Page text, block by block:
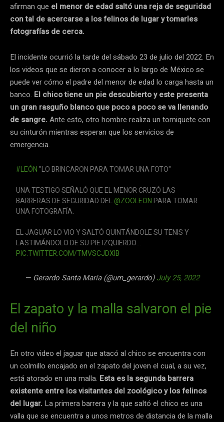
afirman que el menor de edad saltó una reja de seguridad
con tal de acercarse a los felinos de lugar y tomarles
fotografías de cerca.
El incidente ocurrió la tarde del sábado 23 de julio del 2022. En
los videos que se dieron a conocer a lo largo de México se
puede ver cómo el padre del menor de edad lo carga hasta un
banco. El chico tiene un pie descubierto y este presenta
un gran rasguño blanco que poco a poco se va llenando
de sangre. Ante esto, otro hombre realiza un torniquete con
su cinturón mientras esperan que los servicios de
emergencia.
#LEÓN"LO BRINCARON PARA TOMAR UNA FOTO"
UNA TESTIGO SEÑALÓ QUE EL MENOR CRUZÓ LAS
BARRERAS DE SEGURIDAD DEL@ZOOLEONPARA TOMAR
UNA FOTOGRAFÍA.
EL JAGUAR LO VIO Y SALTÓ QUINTÁNDOLE SU TENIS Y
LASTIMÁNDOLO DE SU PIE IZQUIERDO…
PIC.TWITTER.COM/TMVSCJDXIB
— Gerardo Santa María (@um_gerardo)July 25, 2022
El zapato y la malla salvaron el pie
del niño
En otro video el jaguar que atacó al chico se encuentra con
un colmillo encajado en el zapato del joven el cual, a su vez,
está atorado en una malla. Esta es la segunda barrera
existente entre los visitantes del zoológico y los felinos
del lugar. La primera barrera y la que saltó el chico es una
valla que se encuentra a unos metros de distancia de la malla